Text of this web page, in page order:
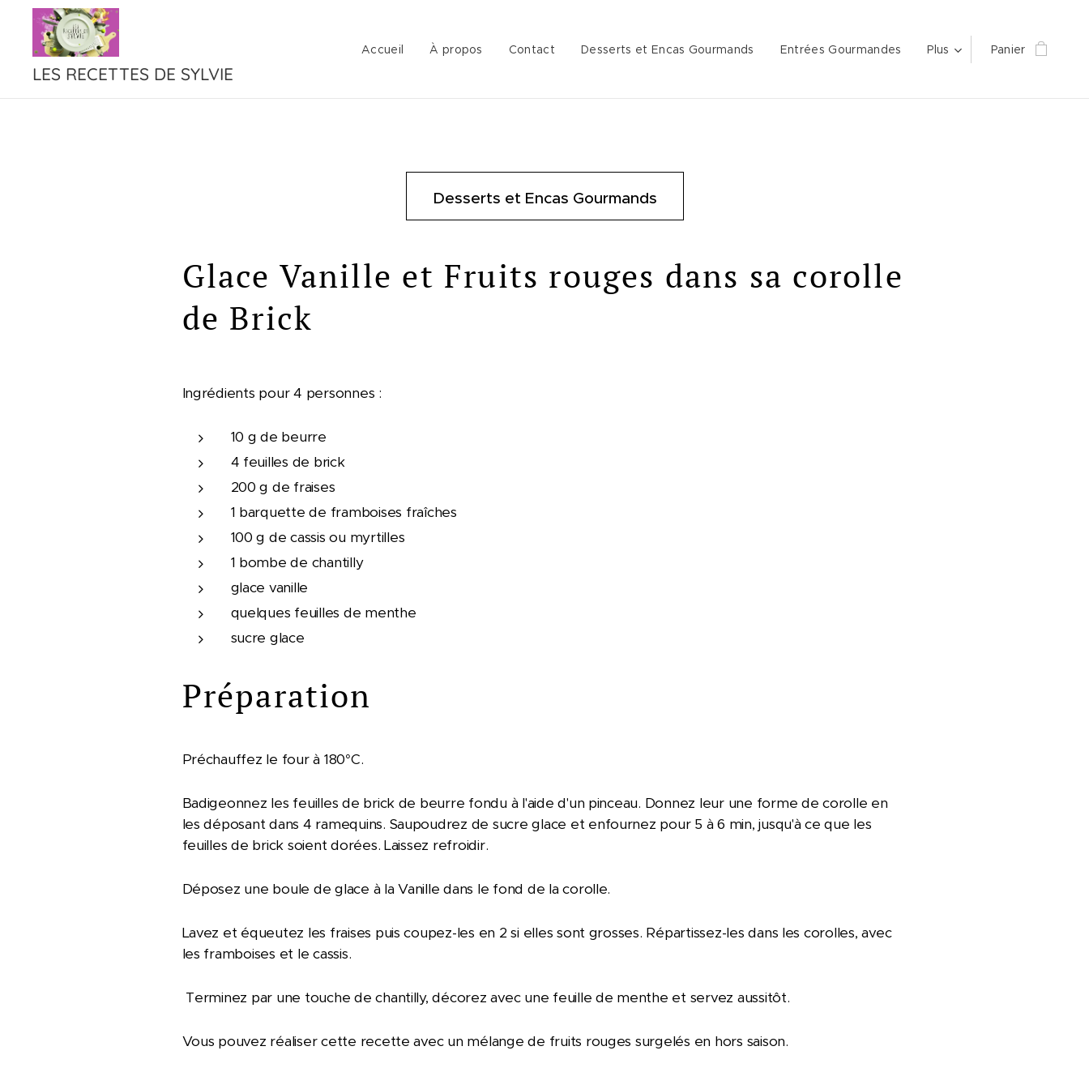
LES RECETTES DE SYLVIE
Accueil À propos Contact Desserts et Encas Gourmands Entrées Gourmandes Plus Panier
Desserts et Encas Gourmands
Glace Vanille et Fruits rouges dans sa corolle
de Brick
Ingrédients pour 4 personnes :
‌‌10 g de beurre
4 feuilles de brick
200 g de fraises
1 barquette de framboises fraîches
100 g de cassis ou myrtilles
1 bombe de chantilly
glace vanille
quelques feuilles de menthe
sucre glace
Préparation
Préchauffez le four à 180°C.
Badigeonnez les feuilles de brick de beurre fondu à l'aide d'un pinceau. Donnez leur une forme de corolle en
les déposant dans 4 ramequins. Saupoudrez de sucre glace et enfournez pour 5 à 6 min, jusqu'à ce que les
feuilles de brick soient dorées. Laissez refroidir.
Déposez une boule de glace à la Vanille dans le fond de la corolle.
Lavez et équeutez les fraises puis coupez-les en 2 si elles sont grosses. Répartissez-les dans les corolles, avec
les framboises et le cassis.
Terminez par une touche de chantilly, décorez avec une feuille de menthe et servez aussitôt.
Vous pouvez réaliser cette recette avec un mélange de fruits rouges surgelés en hors saison.